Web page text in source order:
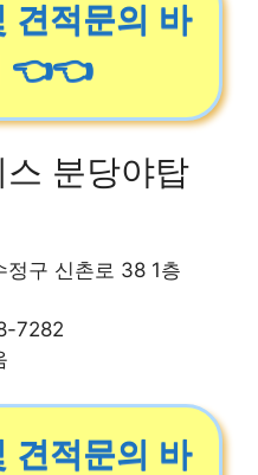
견적문의 바
👈👈
스 분당야탑
정구 신촌로 38 1층
7282
견적문의 바